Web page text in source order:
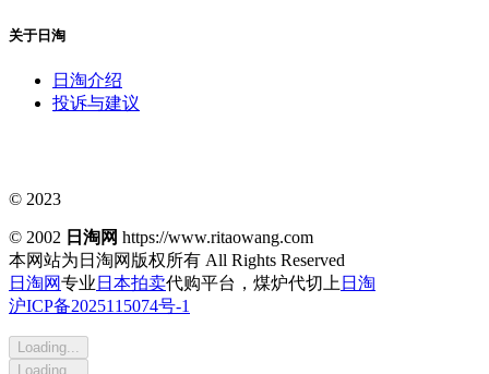
关于日淘
日淘介绍
投诉与建议
© 2023
© 2002 日淘网 https://www.ritaowang.com
本网站为日淘网版权所有 All Rights Reserved
日淘网专业 日本拍卖代购平台，煤炉代切上 日淘
沪ICP备2025115074号-1
Loading...
Loading...